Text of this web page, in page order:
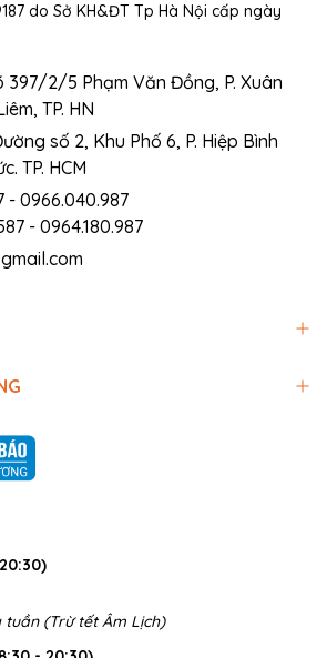
do Sở KH&ĐT Tp Hà Nội cấp ngày
397/2/5 Phạm Văn Đồng, P. Xuân
TP. HN
số 2, Khu Phố 6, P. Hiệp Bình
TP. HCM
- 0966.040.987
- 0964.180.987
(Trừ tết Âm Lịch)